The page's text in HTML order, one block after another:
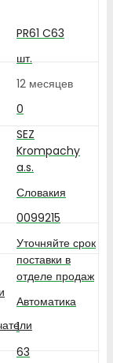
PR61 C63
шт.
12 месяцев
0
SEZ
Krompachy
a.s.
Словакия
0099215
Уточняйте срок
поставки в
отделе продаж
Автоматика
1
63